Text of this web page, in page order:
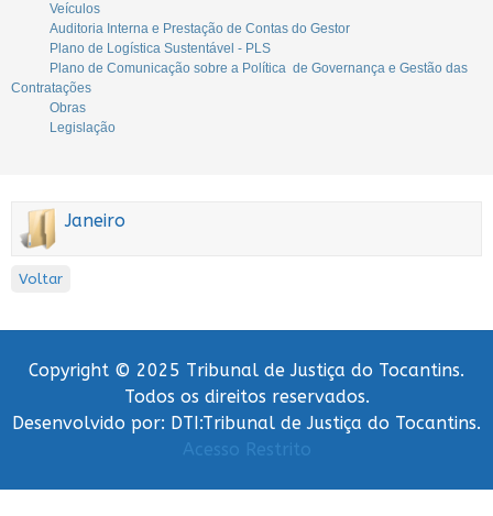
Veículos
Auditoria Interna e Prestação de Contas do Gestor
Plano de Logística Sustentável - PLS
Plano de Comunicação sobre a Política de Governança e Gestão das
Contratações
Obras
Legislação
Janeiro
Voltar
Copyright © 2025 Tribunal de Justiça do Tocantins.
Todos os direitos reservados.
Desenvolvido por: DTI:Tribunal de Justiça do Tocantins.